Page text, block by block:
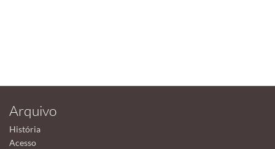
Arquivo
História
Acesso